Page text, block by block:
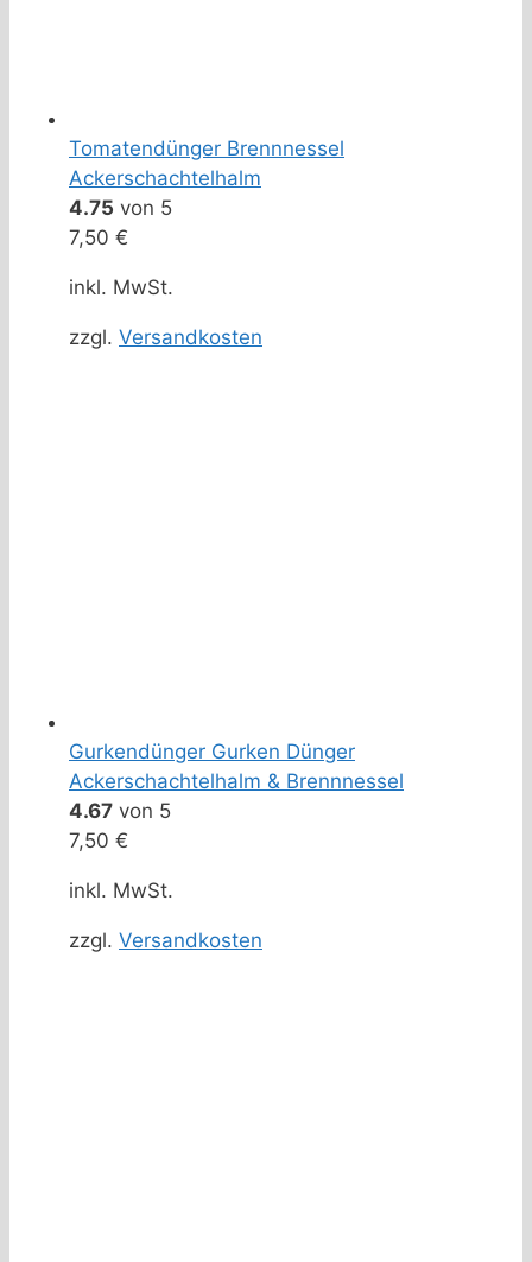
Tomatendünger Brennnessel
Ackerschachtelhalm
4.75 von 5
7,50 €
inkl. MwSt.
zzgl. Versandkosten
Gurkendünger Gurken Dünger
Ackerschachtelhalm & Brennnessel
4.67 von 5
7,50 €
inkl. MwSt.
zzgl. Versandkosten